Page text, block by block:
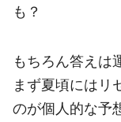
も？
もちろん答えは
まず夏頃にはリ
のが個人的な予